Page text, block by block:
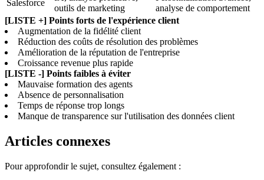
Salesforce
outils de marketing
analyse de comportement
[LISTE +] Points forts de l'expérience client
Augmentation de la fidélité client
Réduction des coûts de résolution des problèmes
Amélioration de la réputation de l'entreprise
Croissance revenue plus rapide
[LISTE -] Points faibles à éviter
Mauvaise formation des agents
Absence de personnalisation
Temps de réponse trop longs
Manque de transparence sur l'utilisation des données client
Articles connexes
Pour approfondir le sujet, consultez également :